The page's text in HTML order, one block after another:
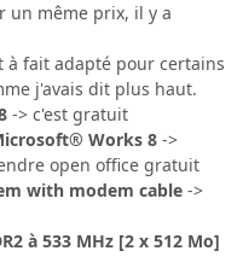
un même prix, il y a
à fait adapté pour certains
j'avais dit plus haut.
-> c'est gratuit
Works 8 ->
open office gratuit
with modem cable ->
à 533 MHz [2 x 512 Mo]